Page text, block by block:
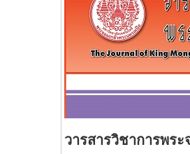
วารสารวิชาการพร